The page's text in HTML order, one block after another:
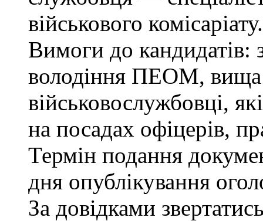
військового комісаріату.
Вимоги до кандидатів:
володіння ПЕОМ, вища
військовослужбовці,
на посадах офіцерів,
Термін подання
дня опублікування
За довідками